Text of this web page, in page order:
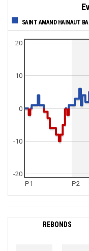
P1 P2
0
10
20
-20
-10
REBONDS